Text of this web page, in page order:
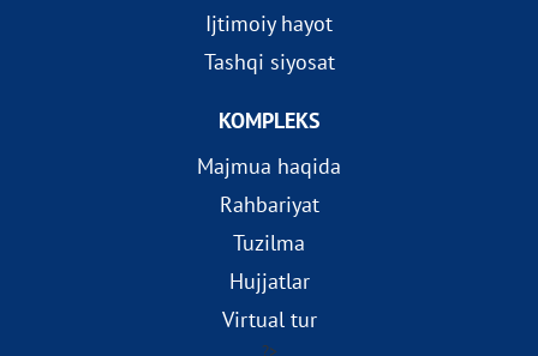
Ijtimoiy hayot
Tashqi siyosat
KOMPLEKS
Majmua haqida
Rahbariyat
Tuzilma
Hujjatlar
Virtual tur
?>